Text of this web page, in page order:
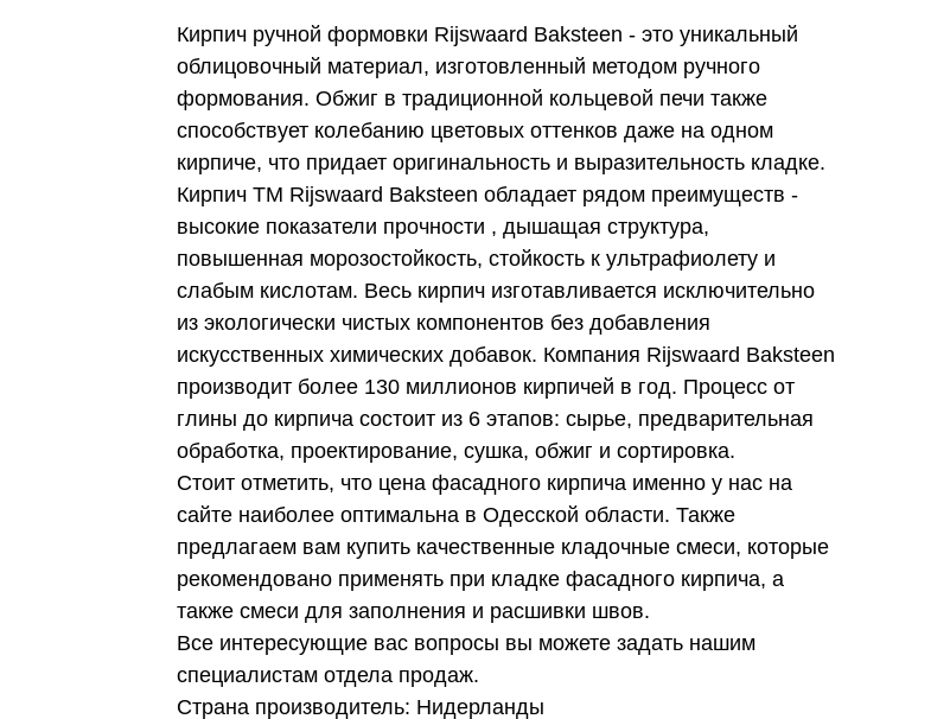
Кирпич ручной формовки Rijswaard Baksteen - это уникальный
облицовочный материал, изготовленный методом ручного
формования. Обжиг в традиционной кольцевой печи также
способствует колебанию цветовых оттенков даже на одном
кирпиче, что придает оригинальность и выразительность кладке.
Кирпич ТМ Rijswaard Baksteen обладает рядом преимуществ -
высокие показатели прочности , дышащая структура,
повышенная морозостойкость, стойкость к ультрафиолету и
слабым кислотам. Весь кирпич изготавливается исключительно
из экологически чистых компонентов без добавления
искусственных химических добавок. Компания Rijswaard Baksteen
производит более 130 миллионов кирпичей в год. Процесс от
глины до кирпича состоит из 6 этапов: сырье, предварительная
обработка, проектирование, сушка, обжиг и сортировка.
Стоит отметить, что цена фасадного кирпича именно у нас на
сайте наиболее оптимальна в Одесской области. Также
предлагаем вам купить качественные кладочные смеси, которые
рекомендовано применять при кладке фасадного кирпича, а
также смеси для заполнения и расшивки швов.
Все интересующие вас вопросы вы можете задать нашим
специалистам отдела продаж.
Страна производитель: Нидерланды